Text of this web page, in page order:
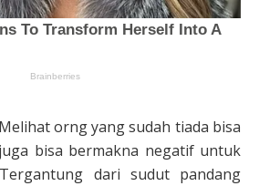
orng yang sudah tiada bisa
bisa bermakna negatif untuk
dari sudut pandang